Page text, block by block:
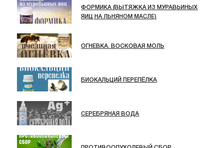
ФОРМИКА (ВЫТЯЖКА ИЗ МУРАВЬИНЫХ
ЯИЦ НА ЛЬНЯНОМ МАСЛЕ)
ОГНЕВКА. ВОСКОВАЯ МОЛЬ
БИОКАЛЬЦИЙ ПЕРЕПЁЛКА
СЕРЕБРЯНАЯ ВОДА